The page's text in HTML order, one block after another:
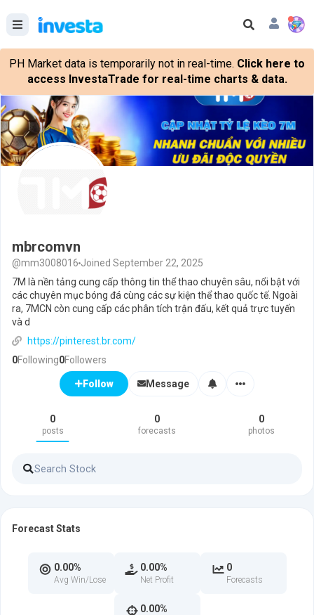
PH Market data is temporarily not in real-time. Click here to
access InvestaTrade for real-time charts & data.
mbrcomvn
@mm3008016 Joined September 22, 2025
7M là nền tảng cung cấp thông tin thể thao chuyên sâu, nổi bật với
các chuyên mục bóng đá cùng các sự kiện thể thao quốc tế. Ngoài
ra, 7MCN còn cung cấp các phân tích trận đấu, kết quả trực tuyến
và d
https://pinterest.br.com/
0Following0Followers
Follow Message
0
posts
0
forecasts
0
photos
Forecast Stats
0.00%
Avg Win/Lose
0.00%
Net Profit
0
Forecasts
0.00%